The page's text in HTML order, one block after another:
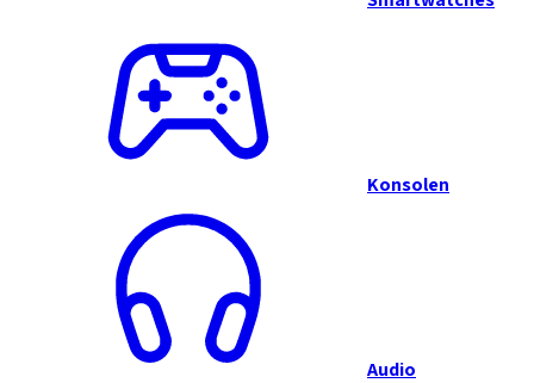
Konsolen
Audio